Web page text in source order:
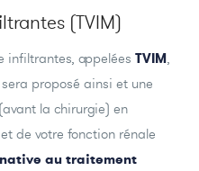
(TVIM)
infiltrantes, appelées TVIM
proposé ainsi et une
la chirurgie) en
de votre fonction rénale
au traitement